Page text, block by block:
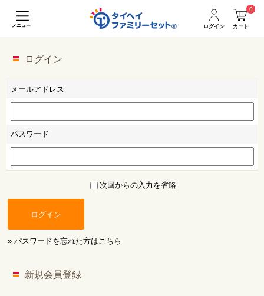
メニュー ログイン カート
0
ログイン
メールアドレス
パスワード
次回からの入力を省略
ログイン
» パスワードを忘れた方はこちら
新規会員登録